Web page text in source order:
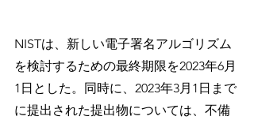
NISTは、新しい電子署名アルゴリズム
を検討するための最終期限を2023年6月
1日とした。同時に、2023年3月1日まで
に提出された提出物については、不備